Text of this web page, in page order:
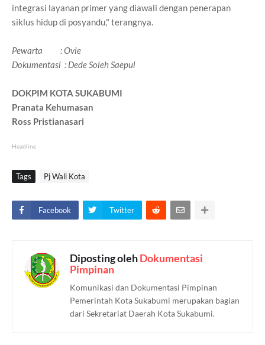
integrasi layanan primer yang diawali dengan penerapan
siklus hidup di posyandu," terangnya.
Pewarta : Ovie
Dokumentasi : Dede Soleh Saepul
DOKPIM KOTA SUKABUMI
Pranata Kehumasan
Ross Pristianasari
Headline
Tags Pj Wali Kota
Facebook Twitter
Diposting olehDokumentasi
Pimpinan
Komunikasi dan Dokumentasi Pimpinan
Pemerintah Kota Sukabumi merupakan bagian
dari Sekretariat Daerah Kota Sukabumi.